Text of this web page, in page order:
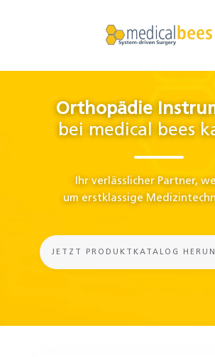
Orthopädie
bei medical bees
Ihr verlässlicher Partner,
um erstklassige
JETZT PRODUKTKATALOG